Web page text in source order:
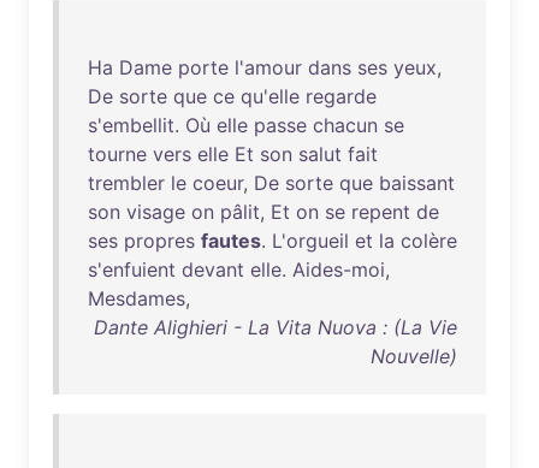
Ha Dame porte l'amour dans ses yeux,
De sorte que ce qu'elle regarde
s'embellit. Où elle passe chacun se
tourne vers elle Et son salut fait
trembler le coeur, De sorte que baissant
son visage on pâlit, Et on se repent de
ses propres fautes. L'orgueil et la colère
s'enfuient devant elle. Aides-moi,
Mesdames,
Dante Alighieri - La Vita Nuova : (La Vie
Nouvelle)